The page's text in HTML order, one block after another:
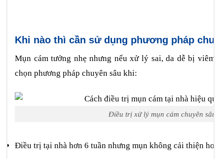
Khi nào thì cần sử dụng phương pháp
Mụn cám tưởng nhẹ nhưng nếu xử lý sai, da dễ bị viêm
chọn phương pháp chuyên sâu khi:
Điều trị xử lý mụn cám chuyên sâu
Điều trị tại nhà hơn 6 tuần nhưng mụn không cải thiện